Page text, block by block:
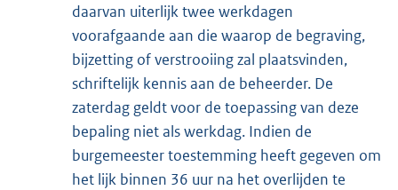
daarvan uiterlijk twee werkdagen
voorafgaande aan die waarop de begraving,
bijzetting of verstrooiing zal plaatsvinden,
schriftelijk kennis aan de beheerder. De
zaterdag geldt voor de toepassing van deze
bepaling niet als werkdag. Indien de
burgemeester toestemming heeft gegeven om
het lijk binnen 36 uur na het overlijden te